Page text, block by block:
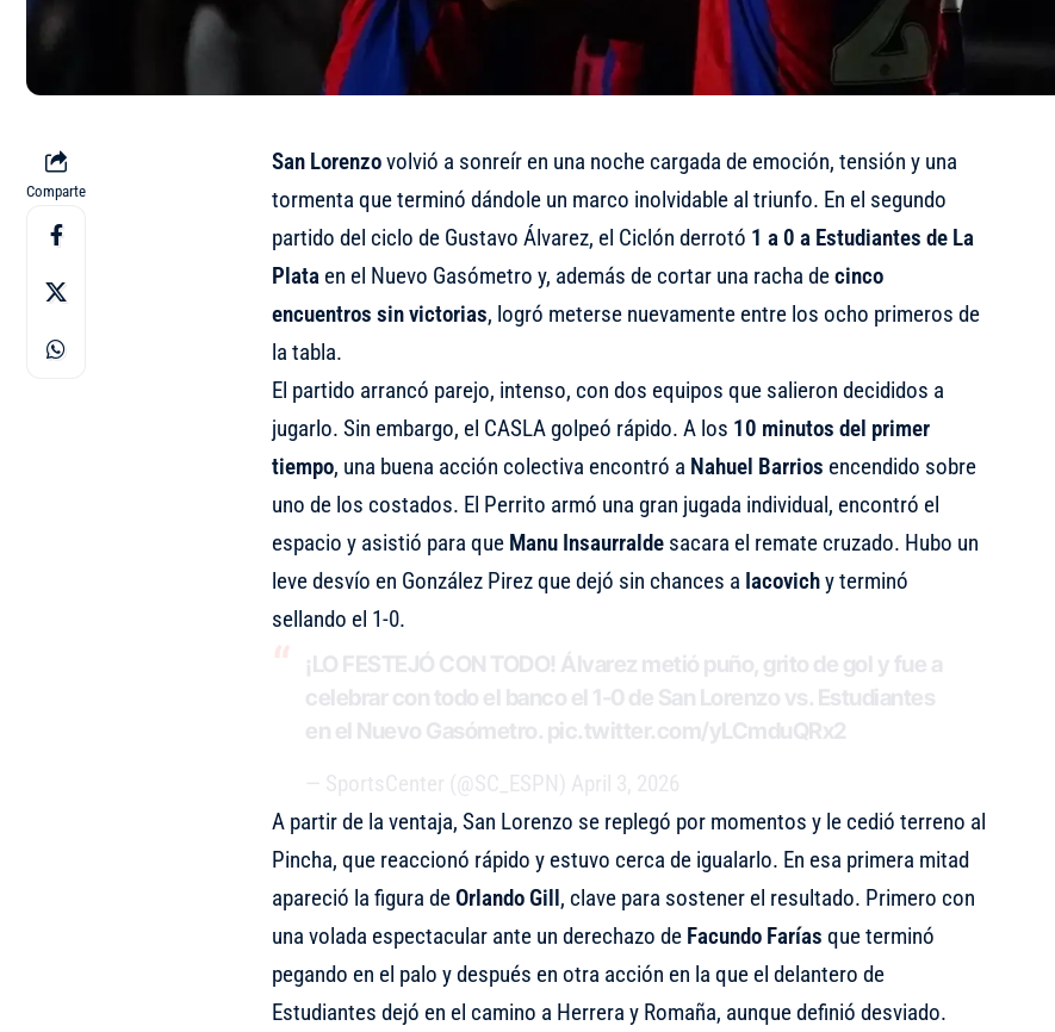
Comparte
San Lorenzovolvió a sonreír en una noche cargada de emoción, tensión y una
tormenta que terminó dándole un marco inolvidable al triunfo. En el segundo
partido del ciclo de Gustavo Álvarez, el Ciclón derrotó 1 a 0 a Estudiantes de La
Plataen el Nuevo Gasómetro y, además de cortar una racha decinco
encuentros sin victorias, logró meterse nuevamente entre los ocho primeros de
la tabla.
El partido arrancó parejo, intenso, con dos equipos que salieron decididos a
jugarlo. Sin embargo, el CASLA golpeó rápido. A los 10 minutos del primer
tiempo, una buena acción colectiva encontró a Nahuel Barrios encendido sobre
uno de los costados. El Perrito armó una gran jugada individual, encontró el
espacio y asistió para que Manu Insaurraldesacara el remate cruzado. Hubo un
leve desvío en González Pirez que dejó sin chances a Iacovichy terminó
sellando el 1-0.
¡LO FESTEJÓ CON TODO! Álvarez metió puño, grito de gol y fue a
celebrar con todo el banco el 1-0 de San Lorenzo vs. Estudiantes
en el Nuevo Gasómetro. pic.twitter.com/yLCmduQRx2
— SportsCenter (@SC_ESPN) April 3, 2026
A partir de la ventaja, San Lorenzo se replegó por momentos y le cedió terreno al
Pincha, que reaccionó rápido y estuvo cerca de igualarlo. En esa primera mitad
apareció la figura de Orlando Gill, clave para sostener el resultado. Primero con
una volada espectacular ante un derechazo de Facundo Farías que terminó
pegando en el palo y después en otra acción en la que el delantero de
Estudiantes dejó en el camino a Herrera y Romaña, aunque definió desviado.